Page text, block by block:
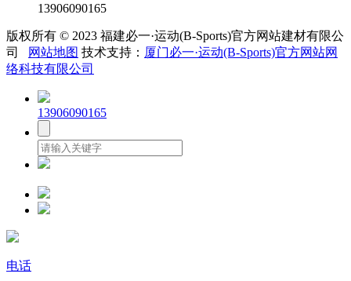
13906090165
版权所有 © 2023 福建必一·运动(B-Sports)官方网站建材有限公
司
网站地图 技术支持： 厦门必一·运动(B-Sports)官方网站网
络科技有限公司
13906090165
电话